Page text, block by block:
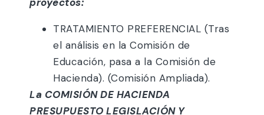
TRATAMIENTO PREFERENCIAL (Tras
el análisis en la Comisión de
Educación, pasa a la Comisión de
Hacienda). (Comisión Ampliada).
La COMISIÓN DE HACIENDA
PRESUPUESTO LEGISLACIÓN Y